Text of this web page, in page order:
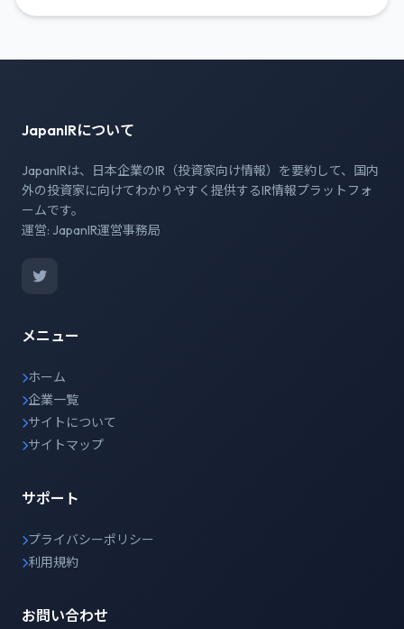
JapanIRについて
JapanIRは、日本企業のIR（投資家向け情報）を要約して、国内
外の投資家に向けてわかりやすく提供するIR情報プラットフォ
ームです。
運営: JapanIR運営事務局
メニュー
ホーム
企業一覧
サイトについて
サイトマップ
サポート
プライバシーポリシー
利用規約
お問い合わせ